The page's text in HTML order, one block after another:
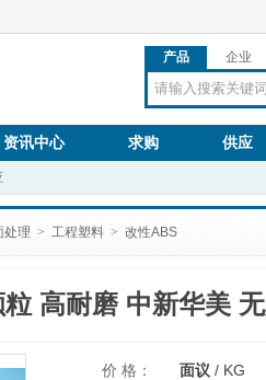
产品 企业
资讯中心 求购 供应
处理 > 工程塑料 > 改性ABS
高耐磨 中新华美
价 格： 面议 / KG